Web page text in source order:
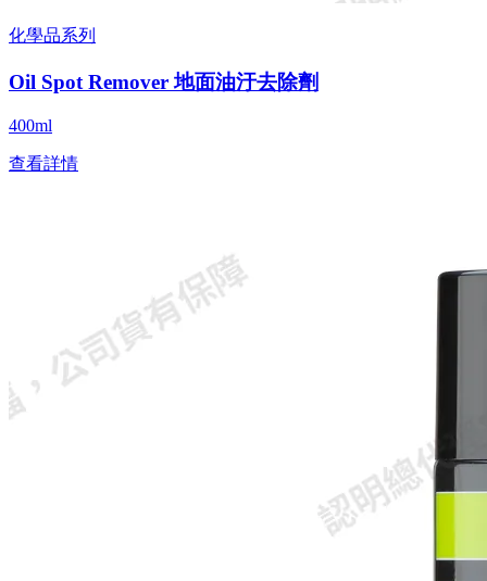
化學品系列
Oil Spot Remover 地面油汙去除劑
400ml
查看詳情